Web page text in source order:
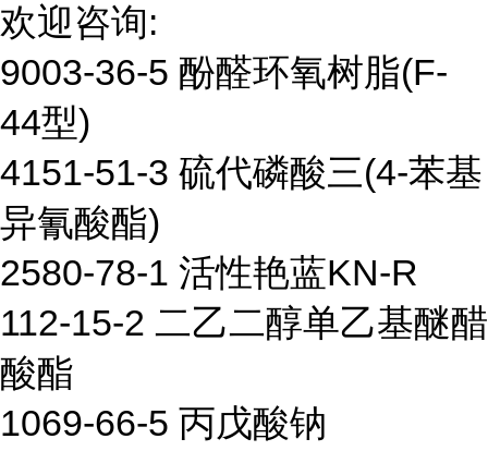
欢迎咨询:
9003-36-5 酚醛环氧树脂(F-
44型)
4151-51-3 硫代磷酸三(4-苯基
异氰酸酯)
2580-78-1 活性艳蓝KN-R
112-15-2 二乙二醇单乙基醚醋
酸酯
1069-66-5 丙戊酸钠